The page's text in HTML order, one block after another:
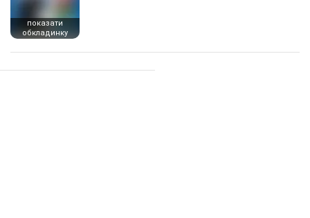
показати
обкладинку